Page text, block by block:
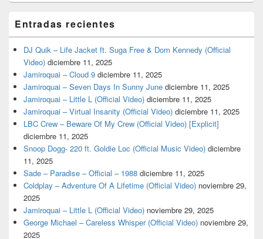
Entradas recientes
DJ Quik – Life Jacket ft. Suga Free & Dom Kennedy (Official
Video) diciembre 11, 2025
Jamiroquai – Cloud 9 diciembre 11, 2025
Jamiroquai – Seven Days In Sunny June diciembre 11, 2025
Jamiroquai – Little L (Official Video) diciembre 11, 2025
Jamiroquai – Virtual Insanity (Official Video) diciembre 11, 2025
LBC Crew – Beware Of My Crew (Official Video) [Explicit]
diciembre 11, 2025
Snoop Dogg- 220 ft. Goldie Loc (Official Music Video) diciembre
11, 2025
Sade – Paradise – Official – 1988 diciembre 11, 2025
Coldplay – Adventure Of A Lifetime (Official Video) noviembre 29,
2025
Jamiroquai – Little L (Official Video) noviembre 29, 2025
George Michael – Careless Whisper (Official Video) noviembre 29,
2025